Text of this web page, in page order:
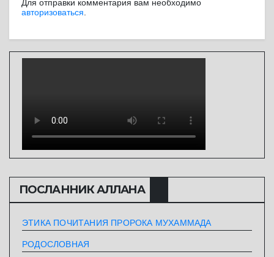
Для отправки комментария вам необходимо
авторизоваться
ПОСЛАННИК АЛЛАHА
ЭТИКА ПОЧИТАНИЯ ПРОРОКА МУХАММАДА
РОДОСЛОВНАЯ